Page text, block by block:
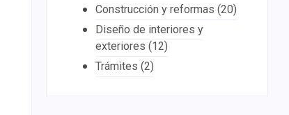
Construcción y reformas (20)
Diseño de interiores y
exteriores (12)
Trámites (2)